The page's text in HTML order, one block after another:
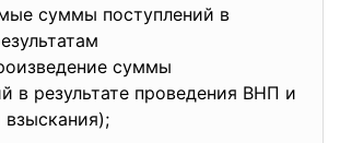
суммы поступлений в
суммы
в результате проведения ВНП и
взыскания);